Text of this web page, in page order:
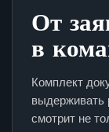
От
в
Комплект
выдерживать
смотрит не